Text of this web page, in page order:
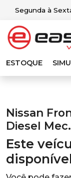
Segunda à
ESTOQUE
Nissan
Diesel Mec.
Este